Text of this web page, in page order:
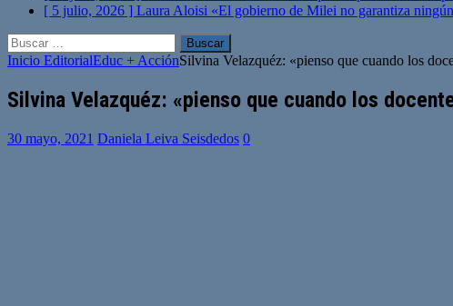
[ 5 julio, 2026 ] Laura Aloisi «El gobierno de Milei no garantiza
Buscar:
Inicio EditorialEduc + AcciónSilvina Velazquéz: «pienso que cuando los
Silvina Velazquéz: «pienso que cuando los
30 mayo, 2021 Daniela Leiva Seisdedos 0